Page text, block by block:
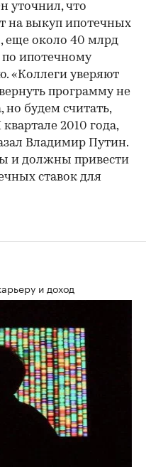
уточнил, что
на выкуп ипотечных
еще около 40 млрд
по ипотечному
«Коллеги уверяют
программу не
но будем считать,
2010 года,
Владимир Путин.
и должны привести
ставок для
и доход